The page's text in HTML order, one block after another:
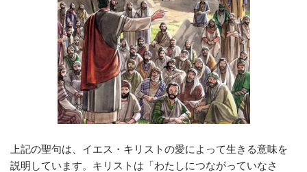
上記の聖句は、イエス・キリストの愛によって生きる意味を
説明しています。キリストは「わたしにつながっていなさ